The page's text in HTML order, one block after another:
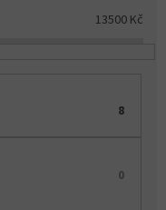
13500 Kč
8
0